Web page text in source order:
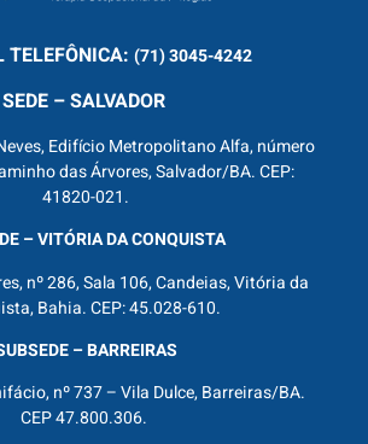
TELEFÔNICA: (71) 3045-4242
SEDE – SALVADOR
Edifício Metropolitano Alfa, número
das Árvores, Salvador/BA. CEP:
41820-021.
– VITÓRIA DA CONQUISTA
nº 286, Sala 106, Candeias, Vitória da
Bahia. CEP: 45.028-610.
– BARREIRAS
nº 737 – Vila Dulce, Barreiras/BA.
CEP 47.800.306.